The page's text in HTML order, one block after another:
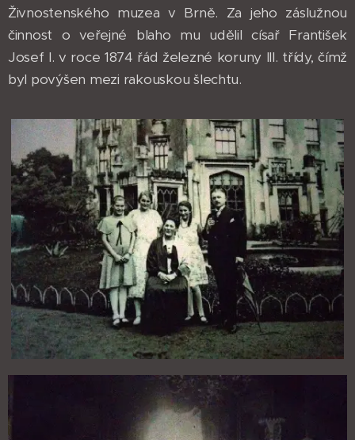
Živnostenského muzea v Brně. Za jeho záslužnou
činnost o veřejné blaho mu udělil císař František
Josef I. v roce 1874 řád železné koruny III. třídy, čímž
byl povýšen mezi rakouskou šlechtu.